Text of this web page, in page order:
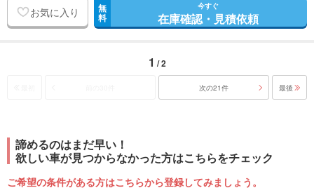
お気に入り 無
料
今すぐ
在庫確認・見積依頼
1 / 2
次の21件 最後
諦めるのはまだ早い！
欲しい車が見つからなかった方はこちらをチェック
ご希望の条件がある方はこちらから登録してみましょう。